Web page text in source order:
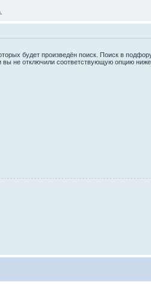
будет произведён поиск. Поиск в
вы не отключили соответствующую опцию ниже.